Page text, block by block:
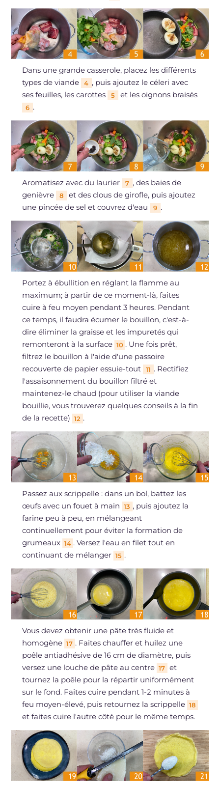
Dans une grande casserole, placez les différents
types de viande
4 , puis ajoutez le céleri avec
ses feuilles, les carottes
5 et les oignons braisés
6 .
Aromatisez avec du laurier 7 , des baies de
genièvre
8
et des clous de girofle, puis ajoutez
une pincée de sel et couvrez d'eau
9 .
Portez à ébullition en réglant la flamme au
maximum; à partir de ce moment-là, faites
cuire à feu moyen pendant 3 heures. Pendant
ce temps, il faudra écumer le bouillon, c'est-à-
dire éliminer la graisse et les impuretés qui
remonteront à la surface 10 . Une fois prêt,
filtrez le bouillon à l'aide d'une passoire
recouverte de papier essuie-tout
11 . Rectifiez
l'assaisonnement du bouillon filtré et
maintenez-le chaud (pour utiliser la viande
bouillie, vous trouverez quelques conseils à la fin
de la recette) 12 .
Passez aux scrippelle : dans un bol, battez les
œufs avec un fouet à main 13 , puis ajoutez la
farine peu à peu, en mélangeant
continuellement pour éviter la formation de
grumeaux 14 . Versez l'eau en filet tout en
continuant de mélanger 15 .
Vous devez obtenir une pâte très fluide et
homogène 17 . Faites chauffer et huilez une
poêle antiadhésive de 16 cm de diamètre, puis
versez une louche de pâte au centre 17 et
tournez la poêle pour la répartir uniformément
sur le fond. Faites cuire pendant 1-2 minutes à
feu moyen-élevé, puis retournez la scrippelle 18
et faites cuire l'autre côté pour le même temps.